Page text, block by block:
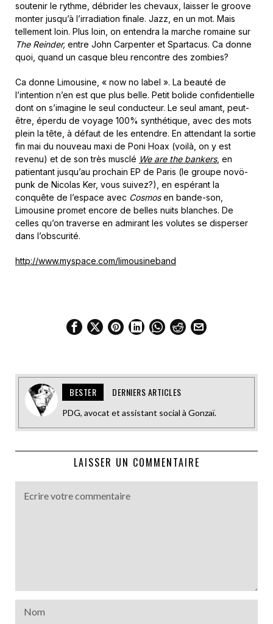
soutenir le rythme, débrider les chevaux, laisser le groove
monter jusqu’à l’irradiation finale. Jazz, en un mot. Mais
tellement loin. Plus loin, on entendra la marche romaine sur
The Reinder, entre John Carpenter et Spartacus. Ca donne
quoi, quand un casque bleu rencontre des zombies?
Ca donne Limousine, « now no label ». La beauté de
l’intention n’en est que plus belle. Petit bolide confidentielle
dont on s’imagine le seul conducteur. Le seul amant, peut-
être, éperdu de voyage 100% synthétique, avec des mots
plein la tête, à défaut de les entendre. En attendant la sortie
fin mai du nouveau maxi de Poni Hoax (voilà, on y est
revenu) et de son très musclé We are the bankers, en
patientant jusqu’au prochain EP de Paris (le groupe novö-
punk de Nicolas Ker, vous suivez?), en espérant la
conquête de l’espace avec Cosmosen bande-son,
Limousine promet encore de belles nuits blanches. De
celles qu’on traverse en admirant les volutes se disperser
dans l’obscurité.
http://www.myspace.com/limousineband
BESTER DERNIERS ARTICLES
PDG, avocat et assistant social à Gonzaï.
LAISSER UN COMMENTAIRE